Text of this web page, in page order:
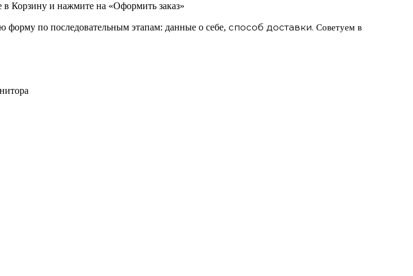
в Корзину и нажмите на «Оформить заказ»
форму по последовательным этапам: данные о себе, способ доставки. Советуем в